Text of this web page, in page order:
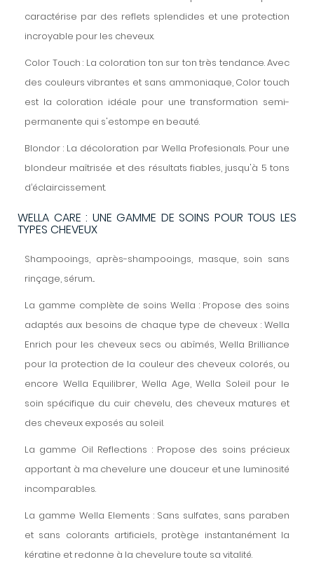
caractérise par des reflets splendides et une protection
incroyable pour les cheveux.
Color Touch : La coloration ton sur ton très tendance. Avec
des couleurs vibrantes et sans ammoniaque, Color touch
est la coloration idéale pour une transformation semi-
permanente qui s'estompe en beauté.
Blondor : La décoloration par Wella Profesionals. Pour une
blondeur maîtrisée et des résultats fiables, jusqu'à 5 tons
d’éclaircissement.
WELLA CARE : UNE GAMME DE SOINS POUR TOUS LES
TYPES CHEVEUX
Shampooings, après-shampooings, masque, soin sans
rinçage, sérum...
La gamme complète de soins Wella : Propose des soins
adaptés aux besoins de chaque type de cheveux : Wella
Enrich pour les cheveux secs ou abîmés, Wella Brilliance
pour la protection de la couleur des cheveux colorés, ou
encore Wella Equilibrer, Wella Age, Wella Soleil pour le
soin spécifique du cuir chevelu, des cheveux matures et
des cheveux exposés au soleil.
La gamme Oil Reflections : Propose des soins précieux
apportant à ma chevelure une douceur et une luminosité
incomparables.
La gamme Wella Elements : Sans sulfates, sans paraben
et sans colorants artificiels, protège instantanément la
kératine et redonne à la chevelure toute sa vitalité.